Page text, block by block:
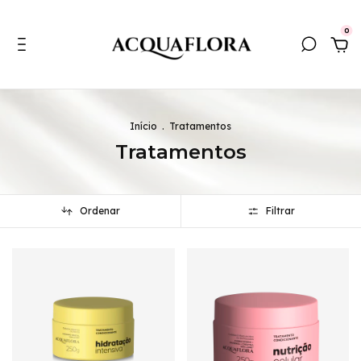
0
Início . Tratamentos
Tratamentos
Ordenar Filtrar